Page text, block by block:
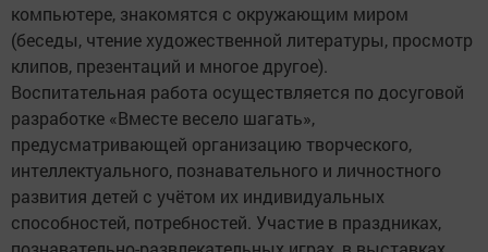
компьютере, знакомятся с окружающим миром
(беседы, чтение художественной литературы, просмотр
клипов, презентаций и многое другое).
Воспитательная работа осуществляется по досуговой
разработке «Вместе весело шагать»,
предусматривающей организацию творческого,
интеллектуального, познавательного и личностного
развития детей с учётом их индивидуальных
способностей, потребностей. Участие в праздниках,